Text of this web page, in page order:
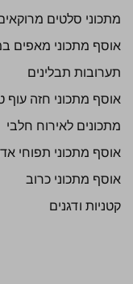
מתכוני סלטים
אוסף מתכוני מאפים
תערובות תבלינים
אוסף מתכוני חזה עוף
מתכונים לאירוח חלבי
אוסף מתכוני תפוחי
אוסף מתכוני כרוב
קטניות ודגנים